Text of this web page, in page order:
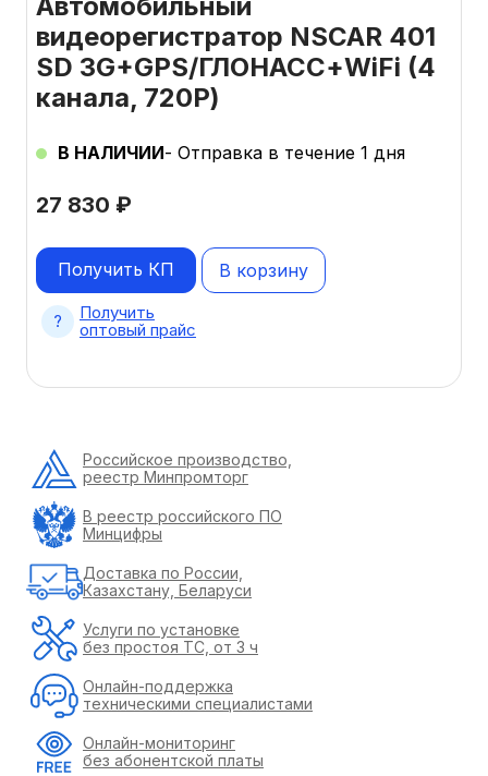
видеорегистратор NSCAR 401
SD 3G+GPS/ГЛОНАСС+WiFi (4
канала, 720Р)
27 830 ₽
В НАЛИЧИИ- Отправка в течение 1 дня
В корзину
Получить КП
Получить
оптовый прайс
Российское производство,
реестр Минпромторг
В реестр российского ПО
Минцифры
Доставка по России,
Казахстану, Беларуси
Услуги по установке
без простоя ТС, от 3 ч
Онлайн-поддержка
техническими специалистами
Онлайн-мониторинг
без абонентской платы